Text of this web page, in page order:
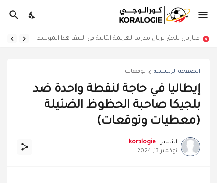
فياريال يلحق بريال مدريد الهزيمة الثانية في الليغا هذا الموسم
الصفحة الرئيسية توقعات
إيطاليا في حاجة لنقطة واحدة ضد
بلجيكا صاحبة الحظوظ الضئيلة
(معطيات وتوقعات)
الناشر : koralogie
نوفمبر 13, 2024